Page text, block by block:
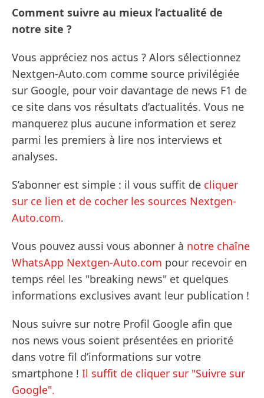
Comment suivre au mieux l’actualité de
notre site ?
Vous appréciez nos actus ? Alors sélectionnez
Nextgen-Auto.com comme source privilégiée
sur Google, pour voir davantage de news F1 de
ce site dans vos résultats d’actualités. Vous ne
manquerez plus aucune information et serez
parmi les premiers à lire nos interviews et
analyses.
S’abonner est simple : il vous suffit de cliquer
sur ce lien et de cocher les sources Nextgen-
Auto.com.
Vous pouvez aussi vous abonner à notre chaîne
WhatsApp Nextgen-Auto.com pour recevoir en
temps réel les "breaking news" et quelques
informations exclusives avant leur publication !
Nous suivre sur notre Profil Google afin que
nos news vous soient présentées en priorité
dans votre fil d’informations sur votre
smartphone ! Il suffit de cliquer sur "Suivre sur
Google".